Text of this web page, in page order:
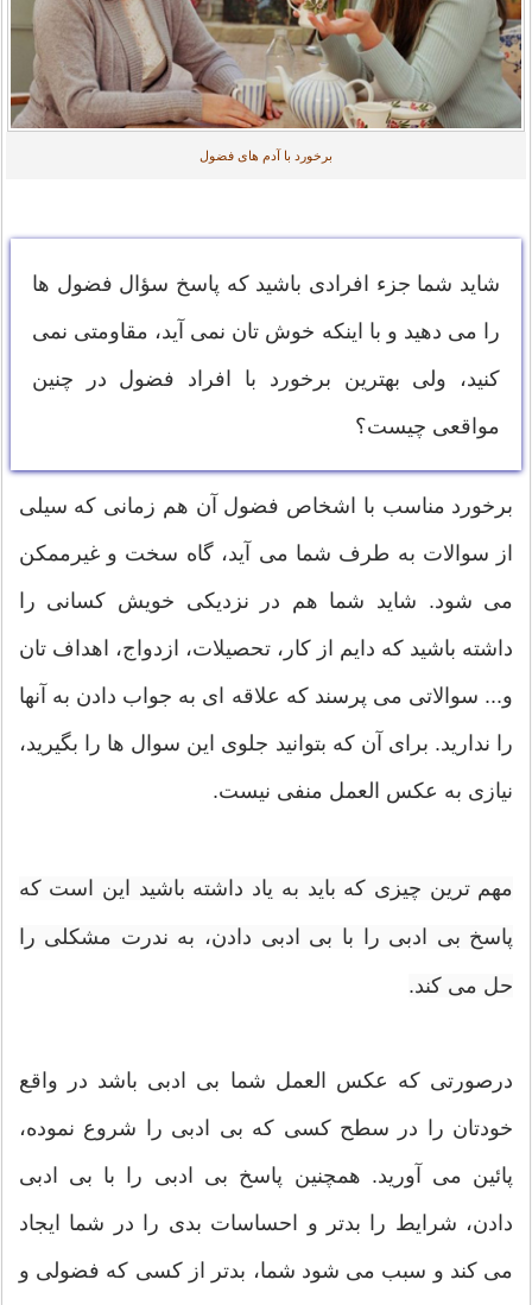
برخورد با آدم های فضول‌
شاید شما جزء افرادی باشید که پاسخ سؤال فضول ها
را می دهید و با اینکه خوش تان نمی آید، مقاومتی نمی
کنید، ولی بهترین برخورد با افراد فضول در چنين
مواقعی چیست؟
برخورد مناسب با اشخاص فضول آن هم زمانی که سیلی
از سوالات به طرف شما می آید، گاه سخت و غیرممکن
می شود. شاید شما هم در نزدیکی خویش کسانی را
داشته باشید که دایم از کار، تحصیلات، ازدواج، اهداف تان
و... سوالاتی می پرسند که علاقه ای به جواب دادن به آنها
را ندارید. برای آن که بتوانید جلوی این سوال ها را بگیرید،
نیازی به عکس العمل منفی نیست.
مهم ترین چیزی که باید به یاد داشته باشید این است که
پاسخ بی ادبی را با بی ادبی دادن، به ندرت مشکلی را
حل می کند.
درصورتی که عکس العمل شما بی ادبی باشد در واقع
خودتان را در سطح کسی که بی ادبی را شروع نموده،
پائین می آورید. همچنين پاسخ بی ادبی را با بی ادبی
دادن، شرایط را بدتر و احساسات بدی را در شما ایجاد
می کند و سبب می شود شما، بدتر از کسی که فضولی و